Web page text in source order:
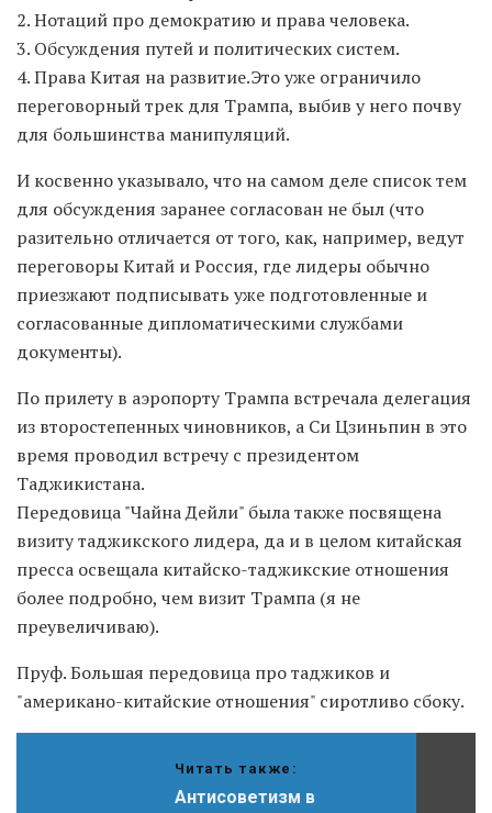
2. Нотаций про демократию и права человека.
3. Обсуждения путей и политических систем.
4. Права Китая на развитие.Это уже ограничило
переговорный трек для Трампа, выбив у него почву
для большинства манипуляций.
И косвенно указывало, что на самом деле список тем
для обсуждения заранее согласован не был (что
разительно отличается от того, как, например, ведут
переговоры Китай и Россия, где лидеры обычно
приезжают подписывать уже подготовленные и
согласованные дипломатическими службами
документы).
По прилету в аэропорту Трампа встречала делегация
из второстепенных чиновников, а Си Цзиньпин в это
время проводил встречу с президентом
Таджикистана.
Передовица "Чайна Дейли" была также посвящена
визиту таджикского лидера, да и в целом китайская
пресса освещала китайско-таджикские отношения
более подробно, чем визит Трампа (я не
преувеличиваю).
Пруф. Большая передовица про таджиков и
"американо-китайские отношения" сиротливо сбоку.
Читать также:
Антисоветизм в